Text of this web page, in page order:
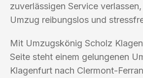
zuverlässigen Service
Umzug reibungslos und
Mit Umzugskönig Scholz
Seite steht einem gelungenen
Klagenfurt nach Clermont-